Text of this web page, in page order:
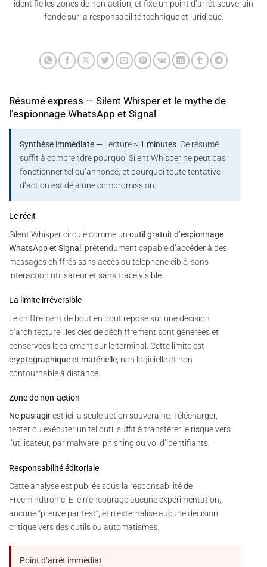
identifie les zones de non-action, et fixe un point d’arrêt souverain
fondé sur la responsabilité technique et juridique.
Résumé express — Silent Whisper et le mythe de
l’espionnage WhatsApp et Signal
Synthèse immédiate — Lecture ≈ 1 minutes. Ce résumé
suffit à comprendre pourquoi Silent Whisper ne peut pas
fonctionner tel qu’annoncé, et pourquoi toute tentative
d’action est déjà une compromission.
Le récit
Silent Whisper circule comme un outil gratuit d’espionnage
WhatsApp et Signal , prétendument capable d’accéder à des
messages chiffrés sans accès au téléphone ciblé, sans
interaction utilisateur et sans trace visible.
La limite irréversible
Le chiffrement de bout en bout repose sur une décision
d’architecture : les clés de déchiffrement sont générées et
conservées localement sur le terminal. Cette limite est
cryptographique et matérielle, non logicielle et non
contournable à distance.
Zone de non-action
Ne pas agirest ici la seule action souveraine. Télécharger,
tester ou exécuter un tel outil suffit à transférer le risque vers
l’utilisateur, par malware, phishing ou vol d’identifiants.
Responsabilité éditoriale
Cette analyse est publiée sous la responsabilité de
Freemindtronic. Elle n’encourage aucune expérimentation,
aucune “preuve par test”, et n’externalise aucune décision
critique vers des outils ou automatismes.
Point d’arrêt immédiat